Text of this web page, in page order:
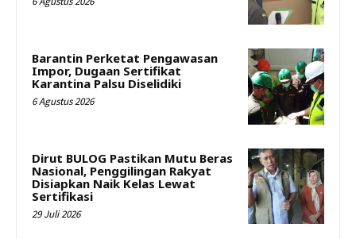
Barantin Perketat Pengawasan
Impor, Dugaan Sertifikat
Karantina Palsu Diselidiki
6 Agustus 2026
Dirut BULOG Pastikan Mutu Beras
Nasional, Penggilingan Rakyat
Disiapkan Naik Kelas Lewat
Sertifikasi
29 Juli 2026